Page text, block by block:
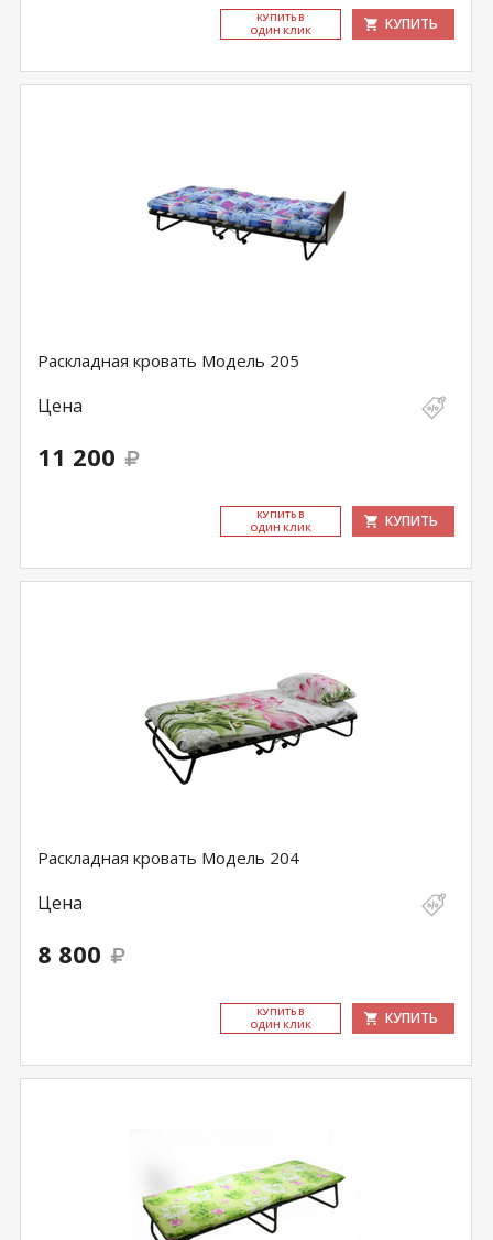
КУ­ПИТЬ В
ОДИН КЛИК
КУПИТЬ
Раскладная кровать Модель 205
Цена
11 200
КУ­ПИТЬ В
ОДИН КЛИК
КУПИТЬ
Раскладная кровать Модель 204
Цена
8 800
КУ­ПИТЬ В
ОДИН КЛИК
КУПИТЬ